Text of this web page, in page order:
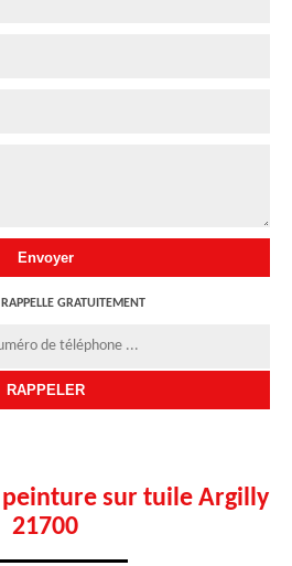
GRATUITEMENT
peinture sur tuile Argilly
21700